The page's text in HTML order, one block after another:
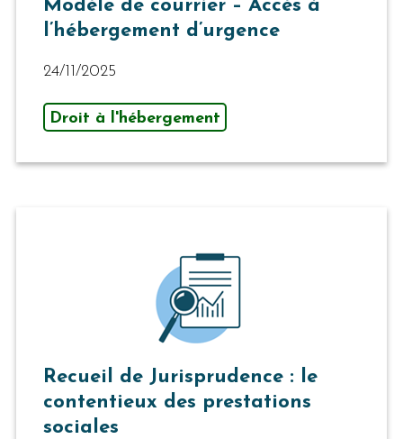
Modèle de courrier – Accès à
l’hébergement d’urgence
24/11/2025
Droit à l'hébergement
Recueil de Jurisprudence : le
contentieux des prestations
sociales